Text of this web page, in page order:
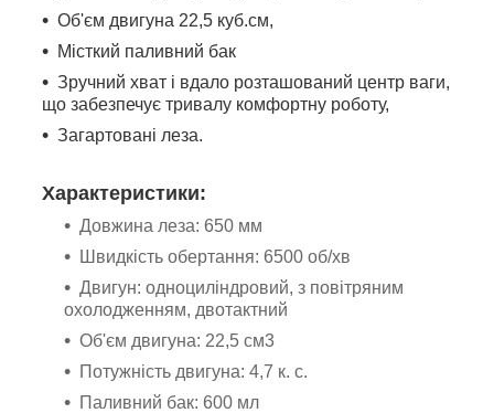
Об'єм двигуна 22,5 куб.см,
Місткий паливний бак
Зручний хват і вдало розташований центр ваги,
що забезпечує тривалу комфортну роботу,
Загартовані леза.
Характеристики:
Довжина леза: 650 мм
Швидкість обертання: 6500 об/хв
Двигун: одноциліндровий, з повітряним
охолодженням, двотактний
Об'єм двигуна: 22,5 см3
Потужність двигуна: 4,7 к. с.
Паливний бак: 600 мл